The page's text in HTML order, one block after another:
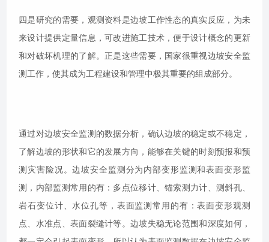
四是研究的需要，观测资料是边坡工作性态的真实反应，为未
来设计提供定量信息，可改进施工技术，便于设计概念的更新
和对破坏机理的了解。正是这些需要，国家很重视边坡安全监
测工作，使其成为工程建设和管理中极其重要的组成部分。
通过对边坡安全监测的数据分析，确认边坡的稳定或不稳定，
了解边坡的形状和它的发展方向，能够在关键的时刻预报和预
测灾害险况。边坡安全监测分为内部变形监测和表面变形监
测，内部监测常用的有：多点位移计、锚索测力计、测斜孔、
岩石变位计、水位孔等，表面监测常用的有：表面变形观测
点、水准点、表面裂缝计等。边坡失稳无论范围和深度如何，